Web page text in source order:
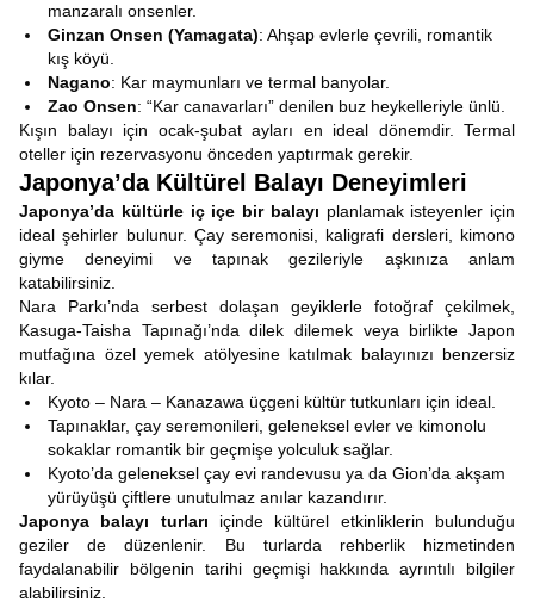
manzaralı onsenler.
Ginzan Onsen (Yamagata): Ahşap evlerle çevrili, romantik
kış köyü.
Nagano: Kar maymunları ve termal banyolar.
Zao Onsen: “Kar canavarları” denilen buz heykelleriyle ünlü.
Kışın balayı için ocak-şubat ayları en ideal dönemdir. Termal
oteller için rezervasyonu önceden yaptırmak gerekir.
Japonya’da Kültürel Balayı Deneyimleri
Japonya’da kültürle iç içe bir balayı planlamak isteyenler için
ideal şehirler bulunur. Çay seremonisi, kaligrafi dersleri, kimono
giyme deneyimi ve tapınak gezileriyle aşkınıza anlam
katabilirsiniz.
Nara Parkı’nda serbest dolaşan geyiklerle fotoğraf çekilmek,
Kasuga-Taisha Tapınağı’nda dilek dilemek veya birlikte Japon
mutfağına özel yemek atölyesine katılmak balayınızı benzersiz
kılar.
Kyoto – Nara – Kanazawa üçgeni kültür tutkunları için ideal.
Tapınaklar, çay seremonileri, geleneksel evler ve kimonolu
sokaklar romantik bir geçmişe yolculuk sağlar.
Kyoto’da geleneksel çay evi randevusu ya da Gion’da akşam
yürüyüşü çiftlere unutulmaz anılar kazandırır.
Japonya balayı turları içinde kültürel etkinliklerin bulunduğu
geziler de düzenlenir. Bu turlarda rehberlik hizmetinden
faydalanabilir bölgenin tarihi geçmişi hakkında ayrıntılı bilgiler
alabilirsiniz.